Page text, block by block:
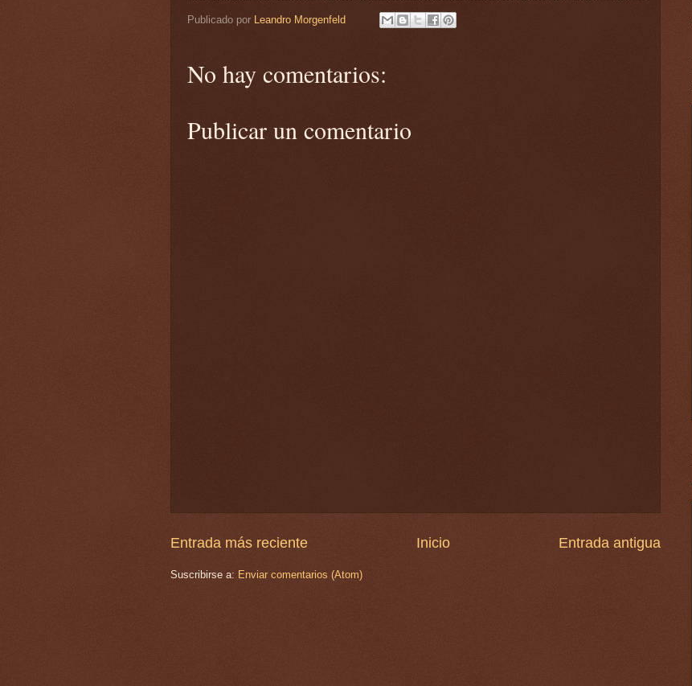
Publicado por Leandro Morgenfeld
No hay comentarios:
Publicar un comentario
Entrada más reciente Entrada antigua
Inicio
Suscribirse a: Enviar comentarios (Atom)